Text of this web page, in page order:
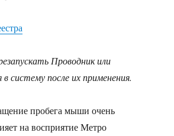
Проводник или
в систему после их применения.
пробега мыши очень
на восприятие Метро